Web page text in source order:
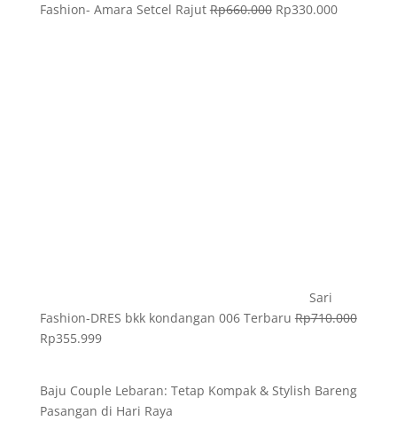
Fashion- Amara Setcel Rajut Rp660.000 Rp330.000
Sari
Fashion-DRES bkk kondangan 006 Terbaru Rp710.000
Rp355.999
Baju Couple Lebaran: Tetap Kompak & Stylish Bareng
Pasangan di Hari Raya